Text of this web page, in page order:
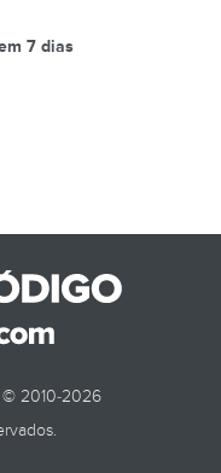
7 dias
© 2010-2026